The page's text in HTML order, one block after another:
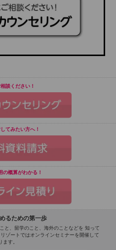
談ください！
てみたい方へ！
の概算がわかる！
るための第一歩
と、留学のこと、海外のことなどを 知って
ゾートではオンラインセミナーを開催して
ます。